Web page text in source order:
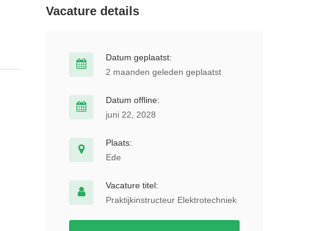
Vacature details
Datum geplaatst:
2 maanden geleden geplaatst
Datum offline:
juni 22, 2028
Plaats:
Ede
Vacature titel:
Praktijkinstructeur Elektrotechniek